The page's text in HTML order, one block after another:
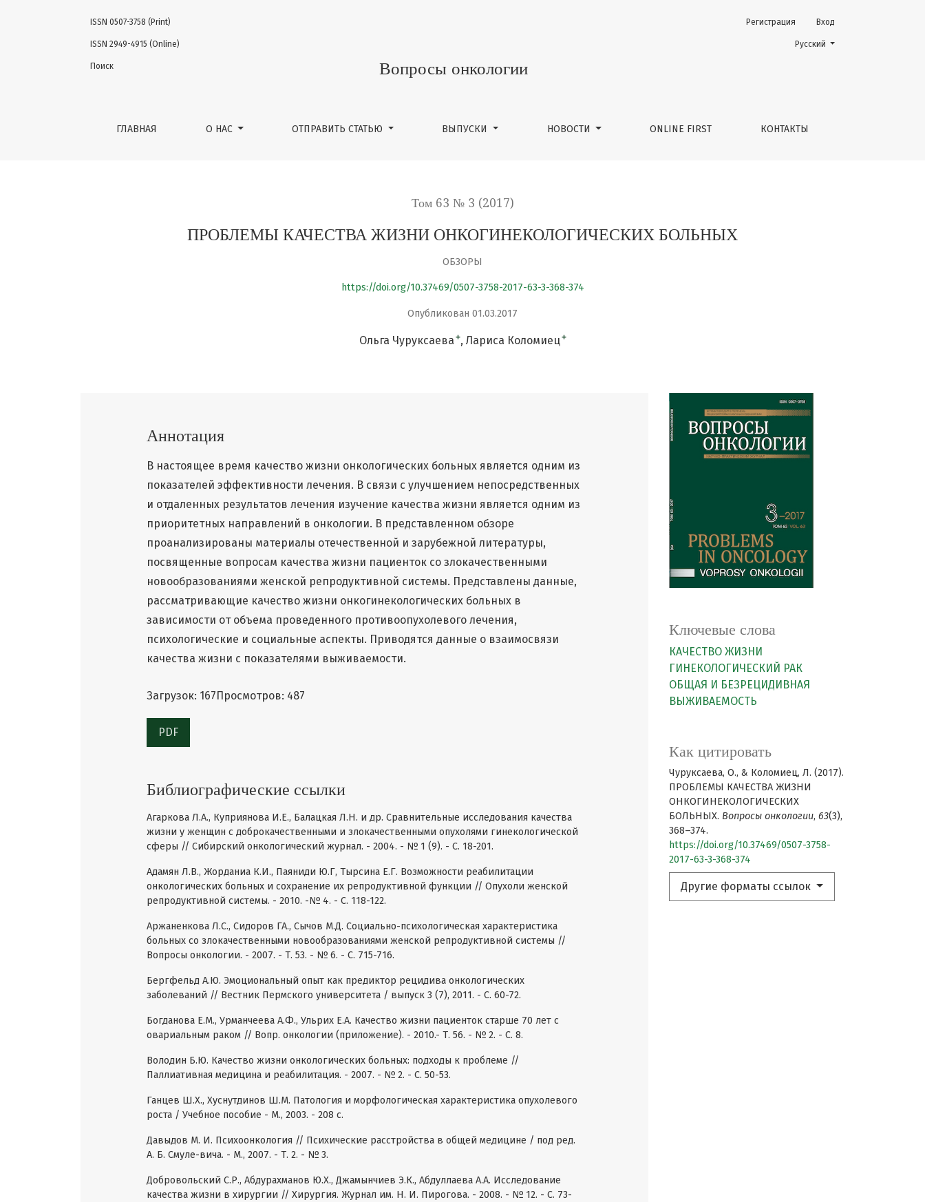
ПРОБЛЕМЫ КАЧЕСТВА ЖИЗНИ ОНКОГИНЕКОЛОГИЧЕСКИХ БОЛЬНЫХ
Вопросы онкологии
ГЛАВНАЯ О НАС ОТПРАВИТЬ СТАТЬЮ ВЫПУСКИ НОВОСТИ ONLINE FIRST КОНТАКТЫ
Регистрация Вход
ISSN 0507-3758 (Print)
ISSN 2949-4915 (Online)
Поиск
Change the language. The
Русский
Том 63 № 3 (2017)
ПРОБЛЕМЫ КАЧЕСТВА ЖИЗНИ ОНКОГИНЕКОЛОГИЧЕСКИХ БОЛЬНЫХ
ОБЗОРЫ
https://doi.org/10.37469/0507-3758-2017-63-3-368-374
Опубликован 01.03.2017
Ольга Чуруксаева + Лариса Коломиец+
Ключевые слова
КАЧЕСТВО ЖИЗНИ
ГИНЕКОЛОГИЧЕСКИЙ РАК
ОБЩАЯ И БЕЗРЕЦИДИВНАЯ
ВЫЖИВАЕМОСТЬ
Как цитировать
Чуруксаева, О., & Коломиец, Л. (2017).
ПРОБЛЕМЫ КАЧЕСТВА ЖИЗНИ
ОНКОГИНЕКОЛОГИЧЕСКИХ
БОЛЬНЫХ. Вопросы онкологии, 63(3),
368–374.
https://doi.org/10.37469/0507-3758-
2017-63-3-368-374
Другие форматы ссылок
Аннотация
В настоящее время качество жизни онкологических больных является одним из
показателей эффективности лечения. В связи с улучшением непосредственных
и отдаленных результатов лечения изучение качества жизни является одним из
приоритетных направлений в онкологии. В представленном обзоре
проанализированы материалы отечественной и зарубежной литературы,
посвященные вопросам качества жизни пациенток со злокачественными
новообразованиями женской репродуктивной системы. Представлены данные,
рассматривающие качество жизни онкогинекологических больных в
зависимости от объема проведенного противоопухолевого лечения,
психологические и социальные аспекты. Приводятся данные о взаимосвязи
качества жизни с показателями выживаемости.
Загрузок: 167Просмотров: 487
PDF
Библиографические ссылки
Агаркова Л.А., Куприянова И.Е., Балацкая Л.Н. и др. Сравнительные исследования качества
жизни у женщин с доброкачественными и злокачественными опухолями гинекологической
сферы // Сибирский онкологический журнал. - 2004. - № 1 (9). - С. 18-201.
Адамян Л.В., Жорданиа К.И., Паяниди Ю.Г, Тырсина Е.Г. Возможности реабилитации
онкологических больных и сохранение их репродуктивной функции // Опухоли женской
репродуктивной системы. - 2010. -№ 4. - С. 118-122.
Аржаненкова Л.С., Сидоров ГА., Сычов М.Д. Социально-психологическая характеристика
больных со злокачественными новообразованиями женской репродуктивной системы //
Вопросы онкологии. - 2007. - Т. 53. - № 6. - С. 715-716.
Бергфельд А.Ю. Эмоциональный опыт как предиктор рецидива онкологических
заболеваний // Вестник Пермского университета / выпуск 3 (7), 2011. - С. 60-72.
Богданова Е.М., Урманчеева А.Ф., Ульрих Е.А. Качество жизни пациенток старше 70 лет с
овариальным раком // Вопр. онкологии (приложение). - 2010.- Т. 56. - № 2. - С. 8.
Володин Б.Ю. Качество жизни онкологических больных: подходы к проблеме //
Паллиативная медицина и реабилитация. - 2007. - № 2. - С. 50-53.
Ганцев Ш.Х., Хуснутдинов Ш.М. Патология и морфологическая характеристика опухолевого
роста / Учебное пособие - М., 2003. - 208 с.
Давыдов М. И. Психоонкология // Психические расстройства в общей медицине / под ред.
А. Б. Смуле-вича. - М., 2007. - Т. 2. - № 3.
Добровольский С.Р., Абдурахманов Ю.Х., Джамынчиев Э.К., Абдуллаева А.А. Исследование
качества жизни в хирургии // Хирургия. Журнал им. Н. И. Пирогова. - 2008. - № 12. - С. 73-